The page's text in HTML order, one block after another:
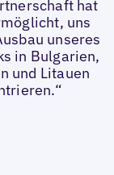
hat
uns
unseres
in Bulgarien,
und Litauen